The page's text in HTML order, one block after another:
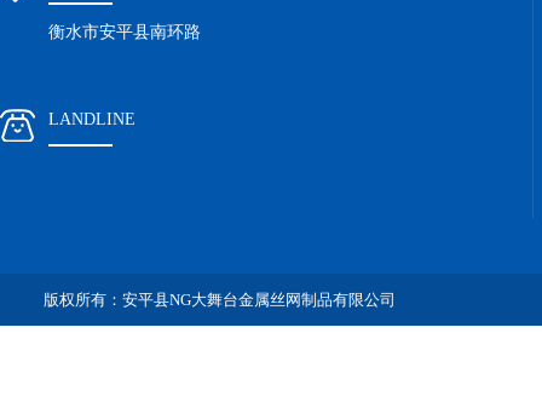
衡水市安平县南环路
LANDLINE
版权所有：安平县NG大舞台金属丝网制品有限公司